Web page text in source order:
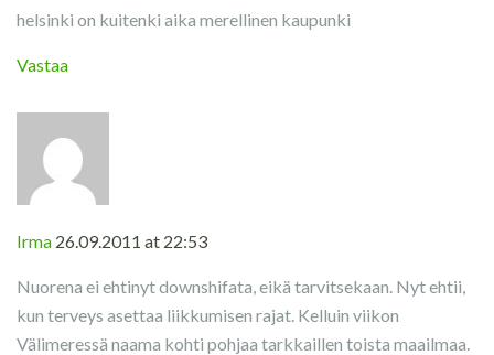
helsinki on kuitenki aika merellinen kaupunki
Vastaa
Irma 26.09.2011 at 22:53
Nuorena ei ehtinyt downshifata, eikä tarvitsekaan. Nyt ehtii,
kun terveys asettaa liikkumisen rajat. Kelluin viikon
Välimeressä naama kohti pohjaa tarkkaillen toista maailmaa.